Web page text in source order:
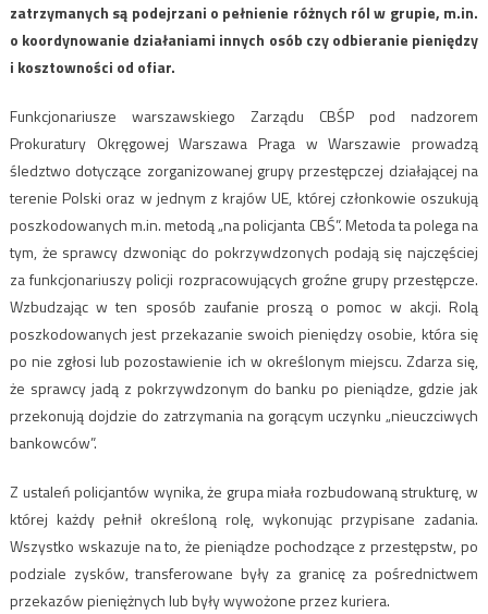
zatrzymanych są podejrzani o pełnienie różnych ról w grupie, m.in.
o koordynowanie działaniami innych osób czy odbieranie pieniędzy
i kosztowności od ofiar.
Funkcjonariusze warszawskiego Zarządu CBŚP pod nadzorem
Prokuratury Okręgowej Warszawa Praga w Warszawie prowadzą
śledztwo dotyczące zorganizowanej grupy przestępczej działającej na
terenie Polski oraz w jednym z krajów UE, której członkowie oszukują
poszkodowanych m.in. metodą „na policjanta CBŚ”. Metoda ta polega na
tym, że sprawcy dzwoniąc do pokrzywdzonych podają się najczęściej
za funkcjonariuszy policji rozpracowujących groźne grupy przestępcze.
Wzbudzając w ten sposób zaufanie proszą o pomoc w akcji. Rolą
poszkodowanych jest przekazanie swoich pieniędzy osobie, która się
po nie zgłosi lub pozostawienie ich w określonym miejscu. Zdarza się,
że sprawcy jadą z pokrzywdzonym do banku po pieniądze, gdzie jak
przekonują dojdzie do zatrzymania na gorącym uczynku „nieuczciwych
bankowców”.
Z ustaleń policjantów wynika, że grupa miała rozbudowaną strukturę, w
której każdy pełnił określoną rolę, wykonując przypisane zadania.
Wszystko wskazuje na to, że pieniądze pochodzące z przestępstw, po
podziale zysków, transferowane były za granicę za pośrednictwem
przekazów pieniężnych lub były wywożone przez kuriera.